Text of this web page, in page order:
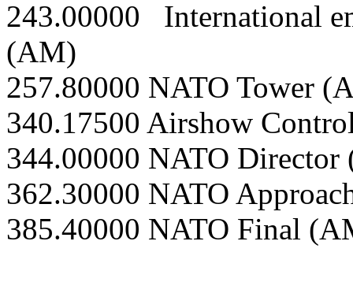
243.00000 International
(AM)
257.80000 NATO Tower
340.17500 Airshow
344.00000 NATO
362.30000 NATO
385.40000 NATO Final